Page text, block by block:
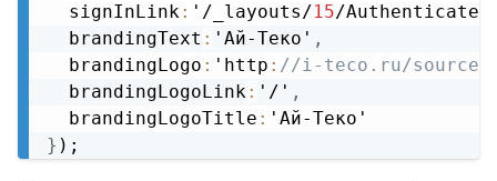
  signInLink
: '/_layouts/15/
  brandingText
: 'Ай-Теко' ,
  brandingLogo
: 'http : //i-teco.ru/source/
  brandingLogoLink
: '/' ,
  brandingLogoTitle
:
}